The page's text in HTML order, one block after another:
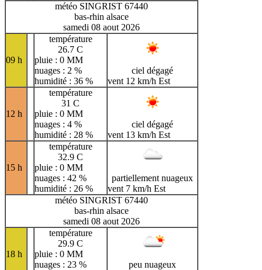
météo SINGRIST 67440
bas-rhin alsace
samedi 08 aout 2026
09 h
température
26.7 C
pluie : 0 MM
nuages : 2 %
humidité : 36 %
ciel dégagé
vent 12 km/h Est
12 h
température
31 C
pluie : 0 MM
nuages : 4 %
humidité : 28 %
ciel dégagé
vent 13 km/h Est
15 h
température
32.9 C
pluie : 0 MM
nuages : 42 %
humidité : 26 %
partiellement nuageux
vent 7 km/h Est
météo SINGRIST 67440
bas-rhin alsace
samedi 08 aout 2026
18 h
température
29.9 C
pluie : 0 MM
nuages : 23 %
peu nuageux